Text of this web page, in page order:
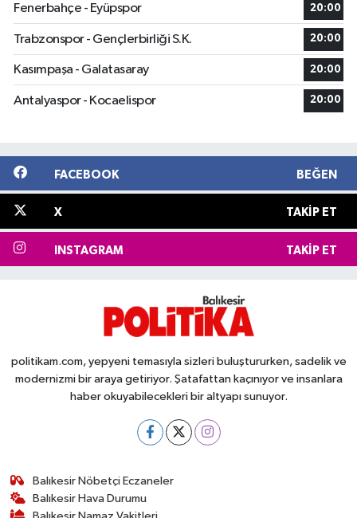
Fenerbahçe - Eyüpspor 20:00
Trabzonspor - Gençlerbirliği S.K. 20:00
Kasımpaşa - Galatasaray 20:00
Antalyaspor - Kocaelispor 20:00
FACEBOOK BEĞEN
X TAKIP ET
INSTAGRAM TAKIP ET
politikam.com, yepyeni temasıyla sizleri buluştururken, sadelik ve
modernizmi bir araya getiriyor. Şatafattan kaçınıyor ve insanlara
haber okuyabilecekleri bir altyapı sunuyor.
Balıkesir Nöbetçi Eczaneler
Balıkesir Hava Durumu
Balıkesir Namaz Vakitleri